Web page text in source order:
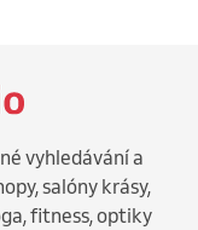
vyhledávání a
salóny krásy,
fitness, optiky